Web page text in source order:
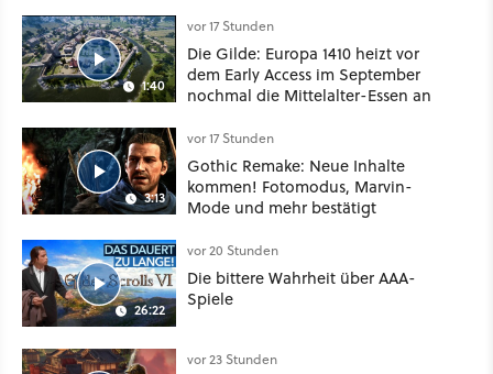
Klasse
1:40
vor 17 Stunden
Die Gilde: Europa 1410 heizt vor
dem Early Access im September
nochmal die Mittelalter-Essen an
3:13
vor 17 Stunden
Gothic Remake: Neue Inhalte
kommen! Fotomodus, Marvin-
Mode und mehr bestätigt
26:22
vor 20 Stunden
Die bittere Wahrheit über AAA-
Spiele
vor 23 Stunden